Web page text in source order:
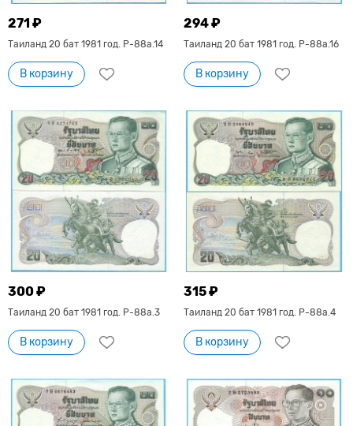
271 ₽
Таиланд 20 бат 1981 год. P-88a.14
В корзину
294 ₽
Таиланд 20 бат 1981 год. P-88a.16
В корзину
300 ₽
Таиланд 20 бат 1981 год. P-88a.3
В корзину
315 ₽
Таиланд 20 бат 1981 год. P-88a.4
В корзину